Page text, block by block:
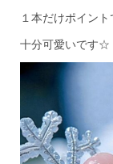
１本だけポイン
十分可愛いです☆